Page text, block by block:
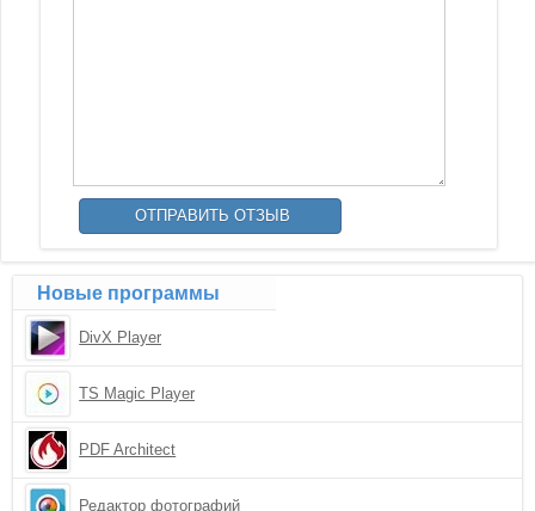
Новые программы
DivX Player
TS Magic Player
PDF Architect
Редактор фотографий